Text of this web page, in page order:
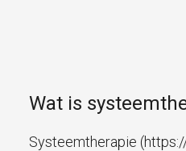
Wat is
Systeemtherapie (